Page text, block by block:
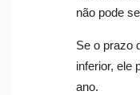
não pode
Se o prazo
inferior, ele
ano.